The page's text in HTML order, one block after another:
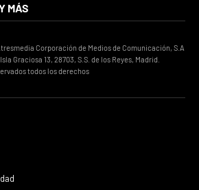
MÁS
Corporación de Medios de Comunicación, S.A
Graciosa 13, 28703, S.S. de los Reyes, Madrid.
todos los derechos